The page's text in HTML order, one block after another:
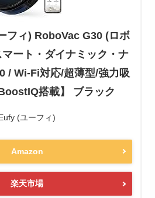
フィ) RoboVac G30 (ロボ
ート・ダイナミック・ナ
/ Wi-Fi対応/超薄型/強力吸
搭載】 ブラック
(ユーフィ)
Amazon
楽天市場